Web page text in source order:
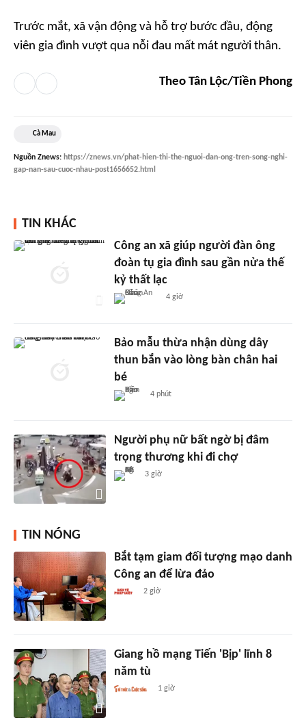
Trước mắt, xã vận động và hỗ trợ bước đầu, động
viên gia đình vượt qua nỗi đau mất mát người thân.
Theo Tân Lộc/Tiền Phong
Cà Mau
Nguồn Znews: https://znews.vn/phat-hien-thi-the-nguoi-dan-ong-tren-song-nghi-
gap-nan-sau-cuoc-nhau-post1656652.html
TIN KHÁC
Công an xã giúp người đàn ông
đoàn tụ gia đình sau gần nửa thế
kỷ thất lạc
4 giờ
Bảo mẫu thừa nhận dùng dây
thun bắn vào lòng bàn chân hai
bé
4 phút
Người phụ nữ bất ngờ bị đâm
trọng thương khi đi chợ
3 giờ
TIN NÓNG
Bắt tạm giam đối tượng mạo danh
Công an để lừa đảo
2 giờ
Giang hồ mạng Tiến 'Bịp' lĩnh 8
năm tù
1 giờ